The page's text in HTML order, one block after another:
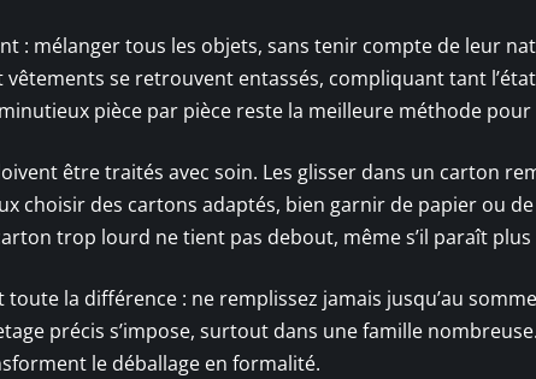
: mélanger tous les objets, sans tenir compte de leur
vêtements se retrouvent entassés, compliquant tant
pièce par pièce reste la meilleure méthode
être traités avec soin. Les glisser dans un carton
choisir des cartons adaptés, bien garnir de papier ou
trop lourd ne tient pas debout, même s’il paraît
toute la différence : ne remplissez jamais jusqu’au
précis s’impose, surtout dans une famille
le déballage en formalité.